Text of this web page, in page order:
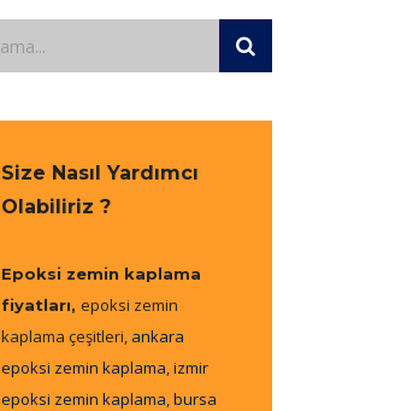
Size Nasıl Yardımcı
Olabiliriz ?
Epoksi zemin kaplama
fiyatları, epoksi zemin
kaplama çeşitleri, ankara
epoksi zemin kaplama,izmir
epoksi zemin kaplama,bursa